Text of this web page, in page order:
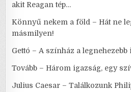
akit Reagan tép…
Könnyű nekem a föld – Hát ne
másmilyen!
Gettó – A színház a
Tovább – Három igazság, egy
Julius Caesar – Találkozunk